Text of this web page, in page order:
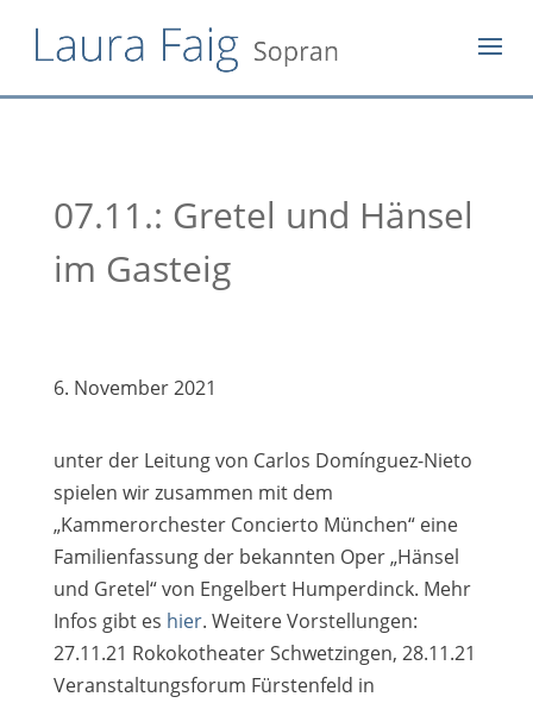
07.11.: Gretel und Hänsel
im Gasteig
6. November 2021
unter der Leitung von Carlos Domínguez-Nieto
spielen wir zusammen mit dem
„Kammerorchester Concierto München“ eine
Familienfassung der bekannten Oper „Hänsel
und Gretel“ von Engelbert Humperdinck. Mehr
Infos gibt es hier. Weitere Vorstellungen:
27.11.21 Rokokotheater Schwetzingen, 28.11.21
Veranstaltungsforum Fürstenfeld in